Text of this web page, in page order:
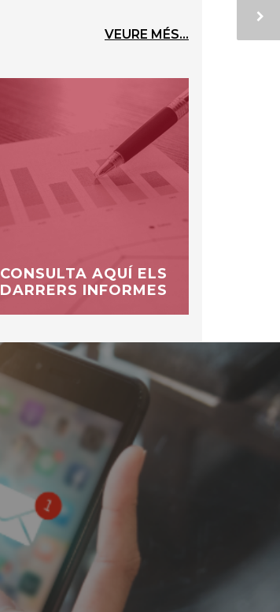
VEURE MÉS...
CONSULTA AQUÍ ELS
DARRERS INFORMES